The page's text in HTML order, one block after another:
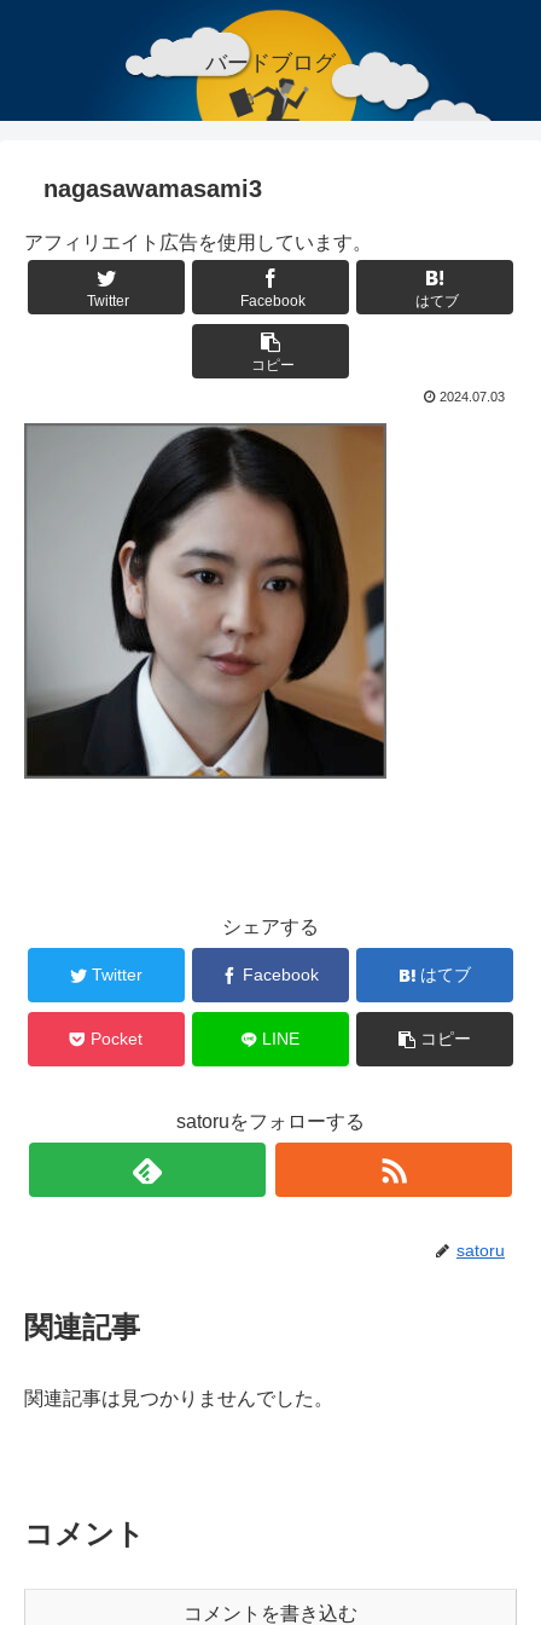
バードブログ
nagasawamasami3
アフィリエイト広告を使用しています。
Twitter Facebook はてブ
コピー
2024.07.03
シェアする
Twitter Facebook はてブ
Pocket LINE コピー
satoruをフォローする
satoru
関連記事
関連記事は見つかりませんでした。
コメント
コメントを書き込む